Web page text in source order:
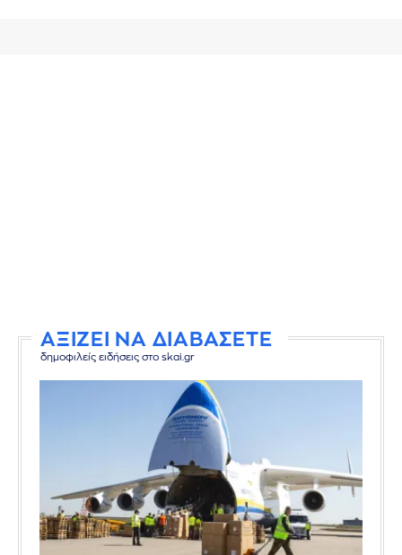
ΑΞΙΖΕΙ ΝΑ ΔΙΑΒΑΣΕΤΕ
δημοφιλείς ειδήσεις στο skai.gr